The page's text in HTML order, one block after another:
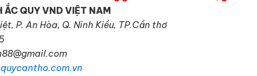
ẮC QUY VND VIỆT NAM
P. An Hòa, Q. Ninh Kiều, TP.Cần thơ